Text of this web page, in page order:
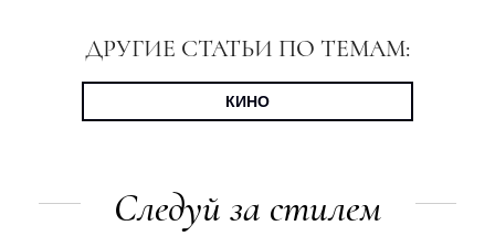
ДРУГИЕ СТАТЬИ ПО ТЕМАМ:
КИНО
Следуй за стилем